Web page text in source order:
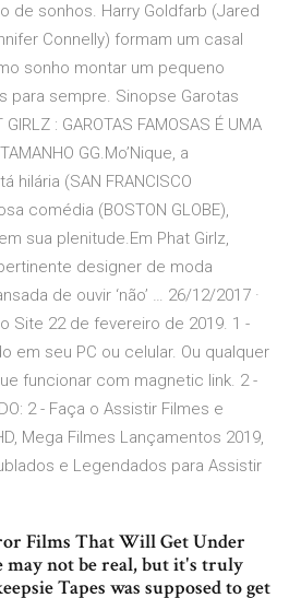
de sonhos. Harry Goldfarb (Jared
Connelly) formam um casal
sonho montar um pequeno
para sempre. Sinopse Garotas
: GAROTAS FAMOSAS É UMA
GG.Mo’Nique, a
hilária (SAN FRANCISCO
comédia (BOSTON GLOBE),
sua plenitude.Em Phat Girlz,
designer de moda
de ouvir ‘não’ … 26/12/2017 ·
Site 22 de fevereiro de 2019. 1 -
em seu PC ou celular. Ou qualquer
funcionar com magnetic link. 2 -
2 - Faça o Assistir Filmes e
Mega Filmes Lançamentos 2019,
e Legendados para Assistir
Films That Will Get Under
may not be real, but it's truly
Tapes was supposed to get